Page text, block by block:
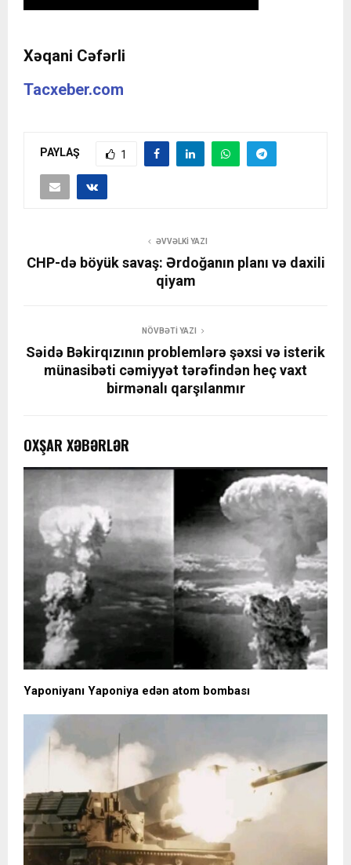
Xəqani Cəfərli
Tacxeber.com
PAYLAŞ 1
ƏVVƏLKI YAZI
CHP-də böyük savaş: Ərdoğanın planı və daxili
qiyam
NÖVBƏTI YAZI
​Səidə Bəkirqızının problemlərə şəxsi və isterik
münasibəti cəmiyyət tərəfindən heç vaxt
birmənalı qarşılanmır
OXŞAR XƏBƏRLƏR
Yaponiyanı Yaponiya edən atom bombası